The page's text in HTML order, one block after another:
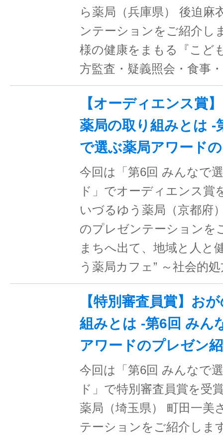
ら薬局（兵庫県） 後迫麻
ンテーションをご紹介し
様の健康をまもる『こど
方監査・疑義照会・食事
【オーディエンス賞
薬局の取り組みとは -
で選ぶ薬局アワード
今回は「第6回 みんなで
ド」でオーディエンス賞
いづるゆう薬局（京都府
のプレゼンテーションを
まちへ出て、地域と人と
う薬局カフェ” ～社会的
【特別審査員賞】お
組みとは -第6回 みん
アワードのプレゼン
今回は「第6回 みんなで
ド」で特別審査員賞を受
薬局（埼玉県） 町田一美
テーションをご紹介しま